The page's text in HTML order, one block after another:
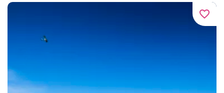
favorite_border